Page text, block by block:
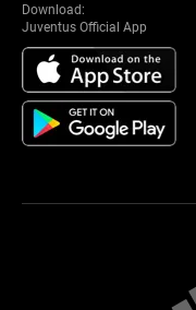
Download:
Juventus Official App